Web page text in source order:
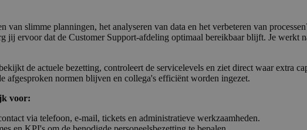
slimme planningen, het analyseren van data en het verbeteren van
jij ervoor dat de Customer Support-afdeling optimaal bereikbaar blijft. Je werkt
de actuele bezetting, controleert de servicelevels en ziet direct waar extra
afgesproken normen blijven en collega's efficiënt worden ingezet.
voor:
via telefoon, e-mail, tickets en administratieve werkzaamheden.